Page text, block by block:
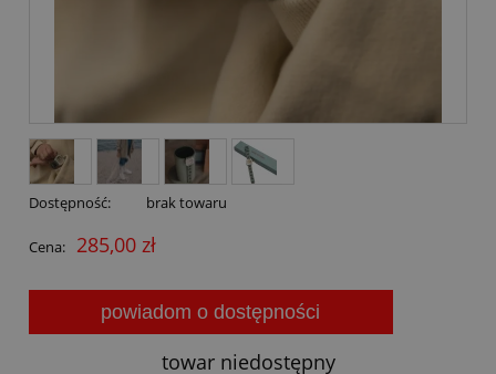
Dostępność: brak towaru
Cena: 285,00 zł
powiadom o dostępności
towar niedostępny